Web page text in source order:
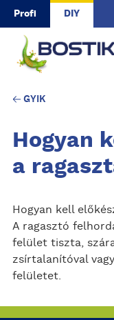
Skip to main content
Profi DIY
GYIK
Hogyan
a
Hogyan kell
A ragasztó
felület tiszta,
zsírtalanítóval
felületet.